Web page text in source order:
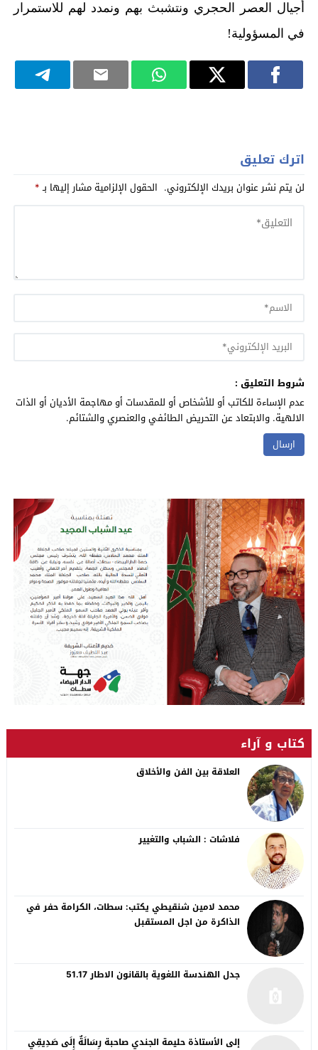
أجيال العصر الحجري ونتشبث بهم ونمدد لهم للاستمرار
في المسؤولية!
اترك تعليق
لن يتم نشر عنوان بريدك الإلكتروني. الحقول الإلزامية مشار إليها بـ*
شروط التعليق :
عدم الإساءة للكاتب أو للأشخاص أو للمقدسات أو مهاجمة الأديان أو الذات
الالهية. والابتعاد عن التحريض الطائفي والعنصري والشتائم.
كتاب و آراء
العلاقة بين الفن والأخلاق
فلاشات : الشباب والتغيير
محمد لامين شنقيطي يكتب: سطات، الكرامة حفر في
الذاكرة من اجل المستقبل
جدل الهندسة اللغوية بالقانون الاطار 51.17
إلى الأستاذة حليمة الجندي صاحبة رِسَالَةٌ إِلَى صَدِيقِي